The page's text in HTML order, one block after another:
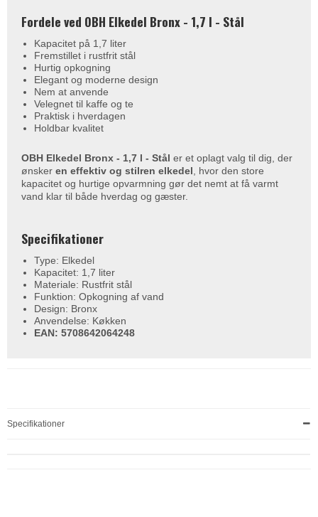
Fordele ved OBH Elkedel Bronx - 1,7 l - Stål
Kapacitet på 1,7 liter
Fremstillet i rustfrit stål
Hurtig opkogning
Elegant og moderne design
Nem at anvende
Velegnet til kaffe og te
Praktisk i hverdagen
Holdbar kvalitet
OBH Elkedel Bronx - 1,7 l - Stål er et oplagt valg til dig, der
ønsker en effektiv og stilren elkedel , hvor den store
kapacitet og hurtige opvarmning gør det nemt at få varmt
vand klar til både hverdag og gæster.
Specifikationer
Type: Elkedel
Kapacitet: 1,7 liter
Materiale: Rustfrit stål
Funktion: Opkogning af vand
Design: Bronx
Anvendelse: Køkken
EAN: 5708642064248
Specifikationer